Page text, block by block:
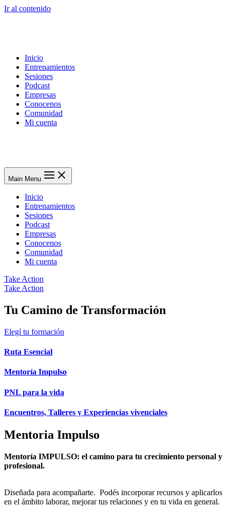
Ir al contenido
Inicio
Entrenamientos
Sesiones
Podcast
Empresas
Conocenos
Comunidad
Mi cuenta
Main Menu
Inicio
Entrenamientos
Sesiones
Podcast
Empresas
Conocenos
Comunidad
Mi cuenta
Take Action
Take Action
Tu Camino de Transformación
Elegí tu formación
Ruta Esencial
Mentoría Impulso
PNL para la vida
Encuentros, Talleres y Experiencias vivenciales
Mentoria Impulso
Mentoría IMPULSO: el camino para tu crecimiento personal y
profesional.
Diseñada para acompañarte. Podés incorporar recursos y aplicarlos
en el ámbito laborar, mejorar tus relaciones y en tu vida en general.